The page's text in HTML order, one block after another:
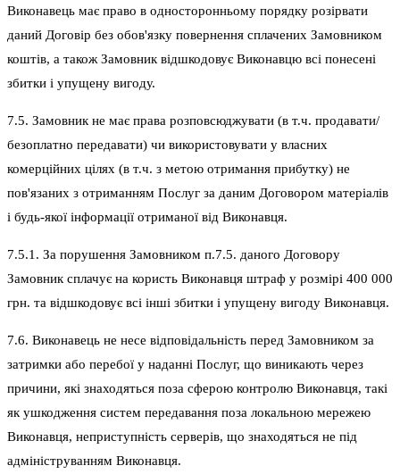
Виконавець має право в односторонньому порядку розірвати
даний Договір без обов'язку повернення сплачених Замовником
коштів, а також Замовник відшкодовує Виконавцю всі понесені
збитки і упущену вигоду.
7.5. Замовник не має права розповсюджувати (в т.ч. продавати/
безоплатно передавати) чи використовувати у власних
комерційних цілях (в т.ч. з метою отримання прибутку) не
пов'язаних з отриманням Послуг за даним Договором матеріалів
і будь-якої інформації отриманої від Виконавця.
7.5.1. За порушення Замовником п.7.5. даного Договору
Замовник сплачує на користь Виконавця штраф у розмірі 400 000
грн. та відшкодовує всі інші збитки і упущену вигоду Виконавця.
7.6. Виконавець не несе відповідальність перед Замовником за
затримки або перебої у наданні Послуг, що виникають через
причини, які знаходяться поза сферою контролю Виконавця, такі
як ушкодження систем передавання поза локальною мережею
Виконавця, неприступність серверів, що знаходяться не під
адмініструванням Виконавця.